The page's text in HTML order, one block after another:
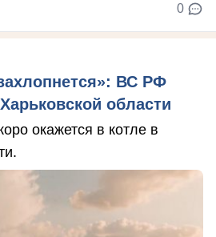
0
ВС РФ
области
окажется в котле в